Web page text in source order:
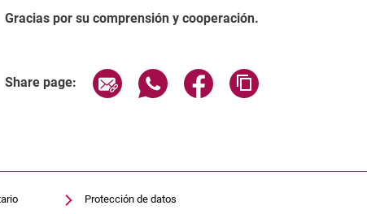
Gracias por su comprensión y cooperación.
Share page: Share page via email
Share page via WhatsApp
Share page via Facebook
Protección de datos